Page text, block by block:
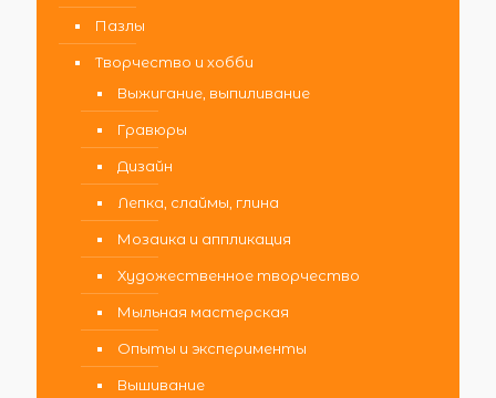
Пазлы
Творчество и хобби
Выжигание, выпиливание
Гравюры
Дизайн
Лепка, слаймы, глина
Мозаика и аппликация
Художественное творчество
Мыльная мастерская
Опыты и эксперименты
Вышивание